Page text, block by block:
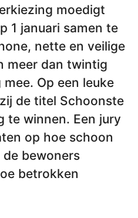
moedigt
1 januari samen te
nette en veilige
meer dan twintig
Op een leuke
de titel Schoonste
te winnen. Een jury
op hoe schoon
bewoners
betrokken